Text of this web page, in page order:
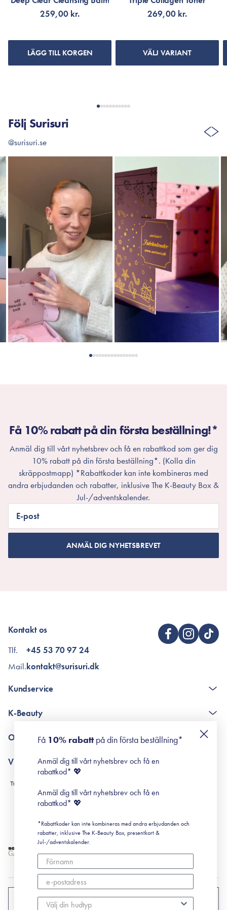
259,00 kr.
LÄGG TILL KORGEN
269,00 kr.
VÄLJ VARIANT
Följ Surisuri
@surisuri.se
Få 10% rabatt på din första beställning!*
Anmäl dig till vårt nyhetsbrev och få en rabattkod som ger dig
10% rabatt på din första beställning*. (Kolla din
skräppostmapp) *Rabattkoder kan inte kombineras med
andra erbjudanden och rabatter, inklusive The K-Beauty Box &
Jul-/adventskalender.
E-post
ANMÄL DIG NYHETSBREVET
Kontakt os
Tlf.
Mail.
+45 53 70 97 24
kontakt@surisuri.dk
Kundservice
Poängshop - frågor och svar
K-Beauty
Retinol för nybörjare
Om Surisuri
Black Friday
Villkor
Leverans & Retur
Köpvillkor
Prenumerationsvillkor
Cookiepolicy
SVERIGE
Få 10% rabattpå din första beställning*
Anmäl dig till vårt nyhetsbrev och få en
rabattkod* 💖
Anmäl dig till vårt nyhetsbrev och få en
rabattkod* 💖
*Rabattkoder kan inte kombineras med andra erbjudanden och
rabatter, inklusive The K-Beauty Box, presentkort &
Jul-/adventskalender.